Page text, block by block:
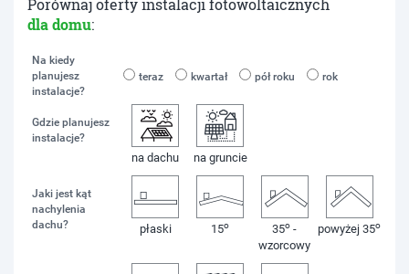
Porównaj oferty instalacji fotowoltaicznych
dla domu:
Na kiedy
planujesz
instalacje?
teraz kwartał pół roku rok
Gdzie planujesz
instalacje?
na dachu na gruncie
Jaki jest kąt
nachylenia
dachu?
płaski 15o 35o -
wzorcowy
powyżej 35o